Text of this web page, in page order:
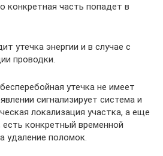
конкретная часть попадет в
утечка энергии и в случае с
проводки.
утечка не имеет
сигнализирует система и
локализация участка, а еще
конкретный временной
удаление поломок.